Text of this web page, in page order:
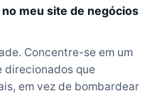
meu site de negócios
Concentre-se em um
direcionados que
em vez de bombardear